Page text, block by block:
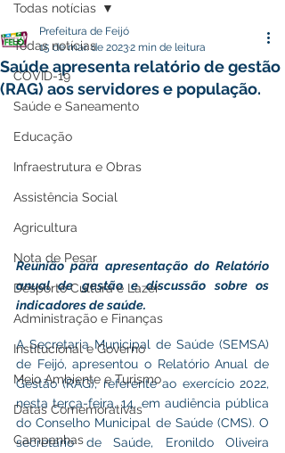
Todas notícias
COVID-19
Saúde e Saneamento
Educação
Infraestrutura e Obras
Assistência Social
Agricultura
Nota de Pesar
Desporto Cultura e Lazer
Administração e Finanças
Institucional e Governo
Meio Ambiente e Turismo
Datas Comemorativas
Campanhas
Todas notícias
Saúde apresenta relatório de gestão
(RAG) aos servidores e população.
Prefeitura de Feijó
15 de mar. de 20232 min de leitura
Reunião para apresentação do Relatório
anual de gestão e discussão sobre os
indicadores de saúde.
A Secretaria Municipal de Saúde (SEMSA)
de Feijó, apresentou o Relatório Anual de
Gestão (RAG), referente ao exercício 2022,
nesta terça-feira, 14, em audiência pública
do Conselho Municipal de Saúde (CMS). O
secretário de Saúde, Eronildo Oliveira